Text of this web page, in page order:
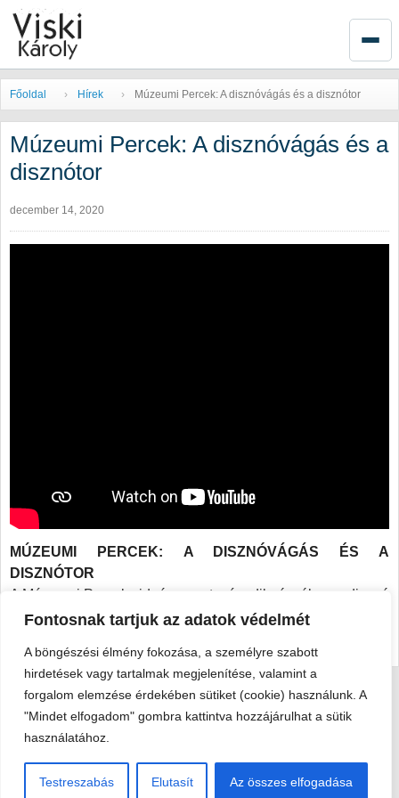
Fontosnak tartjuk az adatok védelmét
A böngészési élmény fokozása, a személyre szabott
hirdetések vagy tartalmak megjelenítése, valamint a
forgalom elemzése érdekében sütiket (cookie) használunk. A
"Mindet elfogadom" gombra kattintva hozzájárulhat a sütik
használatához.
Testreszabás Elutasít Az összes elfogadása
Főoldal Hírek Múzeumi Percek: A disznóvágás és a disznótor
Múzeumi Percek: A disznóvágás és a
disznótor
december 14, 2020
MÚZEUMI PERCEK: A DISZNÓVÁGÁS ÉS A
DISZNÓTOR
A Múzeumi Percek videósorozat második részében a disznó
tartás és a disznóvágás hagyományáról tanulhatnak:
Viski Károly Múzeum Kalocsa
6300 Kalocsa, Szent István király út 25. · Telefon:
© 2026 Viski Károly Múzeum Kalocsa